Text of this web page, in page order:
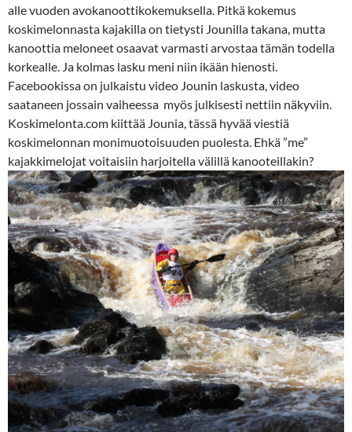
alle vuoden avokanoottikokemuksella. Pitkä kokemus
koskimelonnasta kajakilla on tietysti Jounilla takana, mutta
kanoottia meloneet osaavat varmasti arvostaa tämän todella
korkealle. Ja kolmas lasku meni niin ikään hienosti.
Facebookissa on julkaistu video Jounin laskusta, video
saataneen jossain vaiheessa myös julkisesti nettiin näkyviin.
Koskimelonta.com kiittää Jounia, tässä hyvää viestiä
koskimelonnan monimuotoisuuden puolesta. Ehkä ”me”
kajakkimelojat voitaisiin harjoitella välillä kanooteillakin?